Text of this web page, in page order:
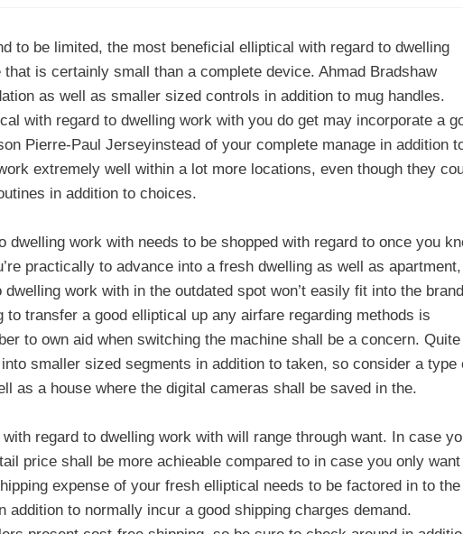
to be limited, the most beneficial elliptical with regard to dwelling
is certainly small than a complete device. Ahmad Bradshaw
as well as smaller sized controls in addition to mug handles.
with regard to dwelling work with you do get may incorporate a
Pierre-Paul Jerseyinstead of your complete manage in addition
extremely well within a lot more locations, even though they
in addition to choices.
work with needs to be shopped with regard to once you
practically to advance into a fresh dwelling as well as apartment,
work with in the outdated spot won’t easily fit into the brand
transfer a good elliptical up any airfare regarding methods is
to own aid when switching the machine shall be a concern.
smaller sized segments in addition to taken, so consider a type
as a house where the digital cameras shall be saved in the.
regard to dwelling work with will range through want. In case
price shall be more achieable compared to in case you only want
expense of your fresh elliptical needs to be factored in to the
addition to normally incur a good shipping charges demand.